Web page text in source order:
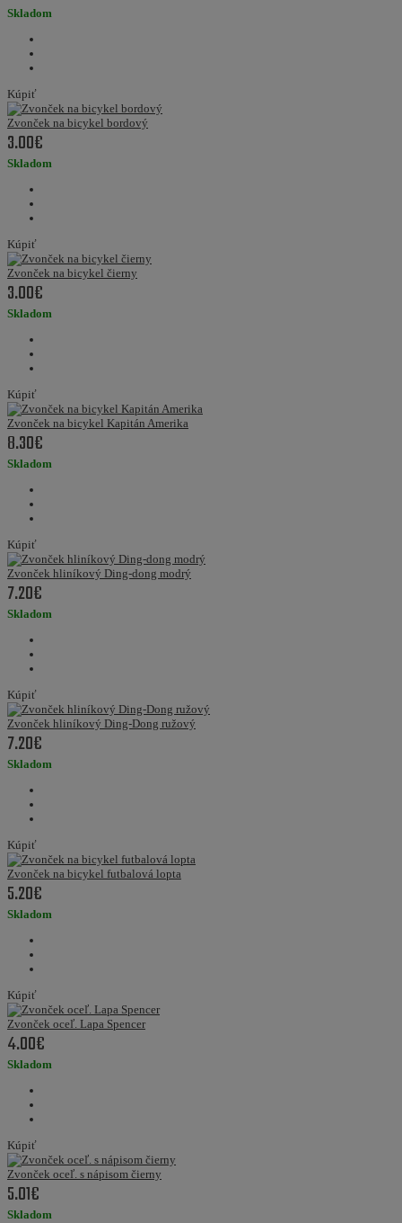
Skladom
Kúpiť
Zvonček na bicykel bordový
3.00€
Skladom
Kúpiť
Zvonček na bicykel čierny
3.00€
Skladom
Kúpiť
Zvonček na bicykel Kapitán Amerika
8.30€
Skladom
Kúpiť
Zvonček hliníkový Ding-dong modrý
7.20€
Skladom
Kúpiť
Zvonček hliníkový Ding-Dong ružový
7.20€
Skladom
Kúpiť
Zvonček na bicykel futbalová lopta
5.20€
Skladom
Kúpiť
Zvonček oceľ. Lapa Spencer
4.00€
Skladom
Kúpiť
Zvonček oceľ. s nápisom čierny
5.01€
Skladom